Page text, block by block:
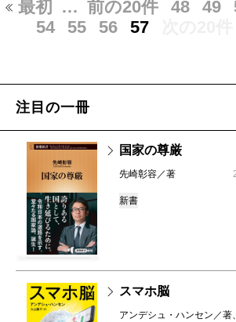
最初 … 前の20件 48 49
54
55 56 57
注目の一冊
国家の尊厳
先崎彰容／著
新書
スマホ脳
アンデシュ・ハンセン／著